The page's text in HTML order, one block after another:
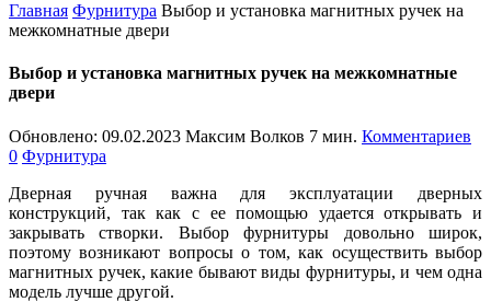
Главная Фурнитура Выбор и установка магнитных ручек на
межкомнатные двери
Выбор и установка магнитных ручек на межкомнатные
двери
Обновлено: 09.02.2023 Максим Волков 7 мин. Комментариев
0 Фурнитура
Дверная ручная важна для эксплуатации дверных
конструкций, так как с ее помощью удается открывать и
закрывать створки. Выбор фурнитуры довольно широк,
поэтому возникают вопросы о том, как осуществить выбор
магнитных ручек, какие бывают виды фурнитуры, и чем одна
модель лучше другой.